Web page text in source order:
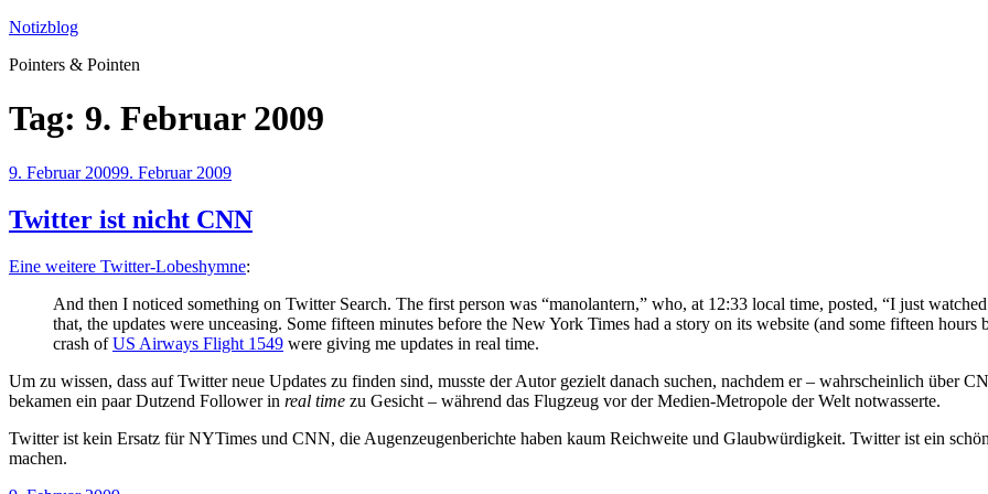
Zum
springen
Notizblog
Pointers & Pointen
Tag: 9. Februar 2009
Veröffentlicht
9. Februar 20099. Februar 2009
Twitter ist nicht CNN
Eine weitere Twitter-Lobeshymne:
And then I noticed something on Twitter Search. The first person was “manolantern,” who, at 12:33 local time, posted, “I just
that, the updates were unceasing. Some fifteen minutes before the New York Times had a story on its website (and some fifteen
crash ofUS Airways Flight 1549 were giving me updates in real time.
Um zu wissen, dass auf Twitter neue Updates zu finden sind, musste der Autor gezielt danach suchen, nachdem er – wahrscheinlich über
bekamen ein paar Dutzend Follower in real time zu Gesicht – während das Flugzeug vor der Medien-Metropole der Welt notwasserte.
Twitter ist kein Ersatz für NYTimes und CNN, die Augenzeugenberichte haben kaum Reichweite und Glaubwürdigkeit. Twitter ist ein
machen.